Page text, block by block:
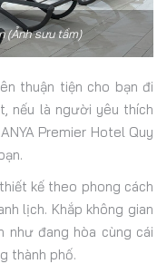
(Ảnh sưu tầm)
thuận tiện cho bạn đi
nếu là người yêu thích
Premier Hotel Quy
kế theo phong cách
lịch. Khắp không gian
như đang hòa cùng cái
thành phố.